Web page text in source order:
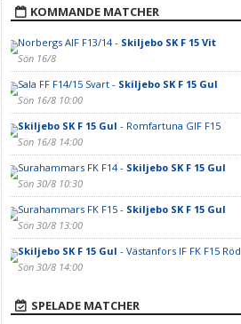
KOMMANDE MATCHER
Norbergs AIF F13/14 - Skiljebo SK F 15 Vit
Sön 16/8
Sala FF F14/15 Svart - Skiljebo SK F 15 Gul
Sön 16/8 10:00
Skiljebo SK F 15 Gul - Romfartuna GIF F15
Sön 16/8 14:00
Surahammars FK F14 - Skiljebo SK F 15 Gul
Sön 30/8 10:30
Surahammars FK F15 - Skiljebo SK F 15 Gul
Sön 30/8 13:00
Skiljebo SK F 15 Gul - Västanfors IF FK F15 Röd
Sön 30/8 14:00
SPELADE MATCHER